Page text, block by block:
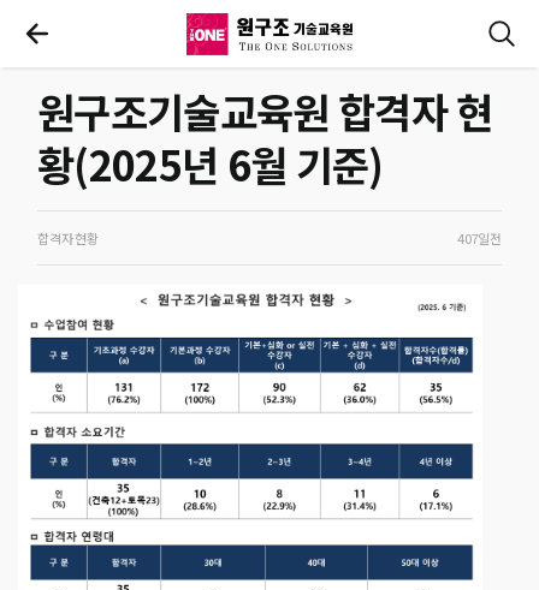
원구조기술교육원 합격자 현
황(2025년 6월 기준)
합격자 현황 407일전